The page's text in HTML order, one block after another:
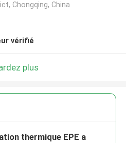
Chongqing, China
vérifié
plus
thermique EPE a